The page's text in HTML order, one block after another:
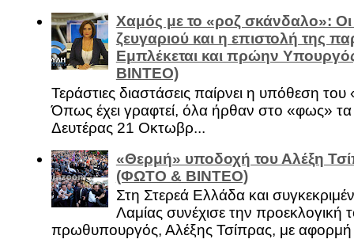
Χαμός με το «ροζ σκάνδαλο»: Οι
ζευγαριού και η επιστολή της
Εμπλέκεται και πρώην
ΒΙΝΤΕΟ)
Τεράστιες διαστάσεις παίρνει η υπόθεση
Όπως έχει γραφτεί, όλα ήρθαν στο «φως»
Δευτέρας 21 Οκτωβρ...
«Θερμή» υποδοχή του Αλέξη
(ΦΩΤΟ & ΒΙΝΤΕΟ)
Στη Στερεά Ελλάδα και
Λαμίας συνέχισε την προεκλογική
πρωθυπουργός, Αλέξης Τσίπρας, με αφορμή